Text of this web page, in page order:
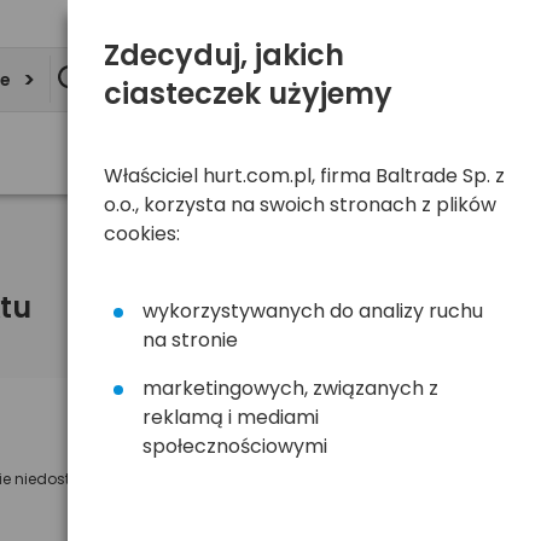
niedostępny
Powiadom mnie o dostępności
Zdecyduj, jakich
ciasteczek użyjemy
Właściciel hurt.com.pl, firma Baltrade Sp. z
o.o., korzysta na swoich stronach z plików
cookies:
wykorzystywanych do analizy ruchu
na stronie
marketingowych, związanych z
reklamą i mediami
społecznościowymi